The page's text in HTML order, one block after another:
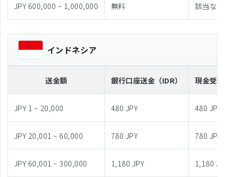
JPY 600,000 ~ 1,000,000 無料 該当なし
インドネシア
送金額 銀行口座送金 （IDR） 現金受取
JPY 1 ~ 20,000 480 JPY 480 JPY
JPY 20,001 ~ 60,000 780 JPY 780 JPY
JPY 60,001 ~ 300,000 1,180 JPY 1,180